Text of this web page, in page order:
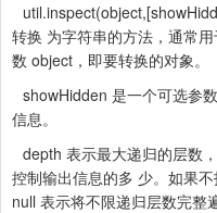
转换 为字符串的方法，通常
数 object，即要转换的对象。
showHidden 是一个可选参
信息。
depth 表示最大递归的层数
控制输出信息的多 少。如果
null 表示将不限递归层数完整